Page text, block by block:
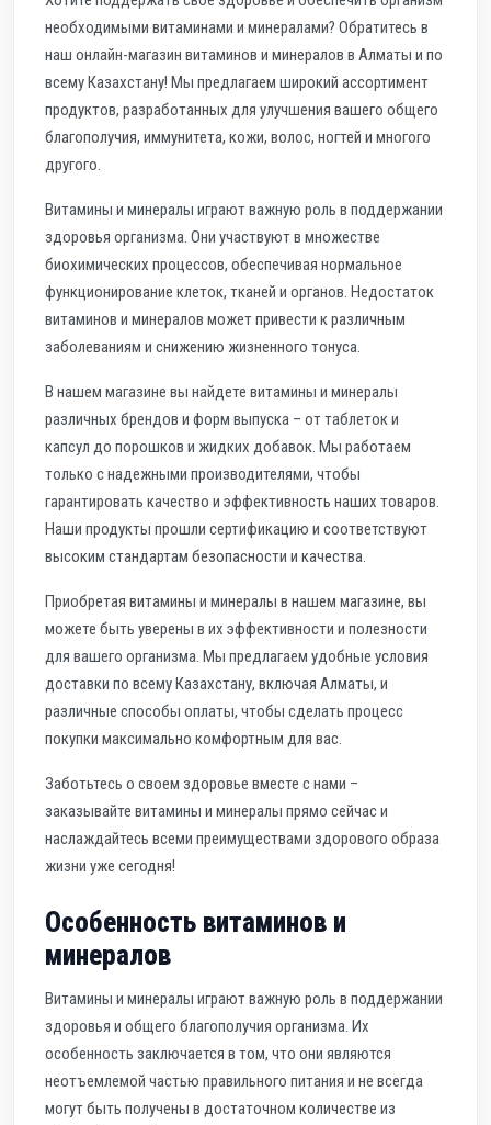
необходимыми витаминами и минералами? Обратитесь в
наш онлайн-магазин витаминов и минералов в Алматы и по
всему Казахстану! Мы предлагаем широкий ассортимент
продуктов, разработанных для улучшения вашего общего
благополучия, иммунитета, кожи, волос, ногтей и многого
другого.
Витамины и минералы играют важную роль в поддержании
здоровья организма. Они участвуют в множестве
биохимических процессов, обеспечивая нормальное
функционирование клеток, тканей и органов. Недостаток
витаминов и минералов может привести к различным
заболеваниям и снижению жизненного тонуса.
В нашем магазине вы найдете витамины и минералы
различных брендов и форм выпуска – от таблеток и
капсул до порошков и жидких добавок. Мы работаем
только с надежными производителями, чтобы
гарантировать качество и эффективность наших товаров.
Наши продукты прошли сертификацию и соответствуют
высоким стандартам безопасности и качества.
Приобретая витамины и минералы в нашем магазине, вы
можете быть уверены в их эффективности и полезности
для вашего организма. Мы предлагаем удобные условия
доставки по всему Казахстану, включая Алматы, и
различные способы оплаты, чтобы сделать процесс
покупки максимально комфортным для вас.
Заботьтесь о своем здоровье вместе с нами –
заказывайте витамины и минералы прямо сейчас и
наслаждайтесь всеми преимуществами здорового образа
жизни уже сегодня!
Особенность витаминов и
минералов
Витамины и минералы играют важную роль в поддержании
здоровья и общего благополучия организма. Их
особенность заключается в том, что они являются
неотъемлемой частью правильного питания и не всегда
могут быть получены в достаточном количестве из